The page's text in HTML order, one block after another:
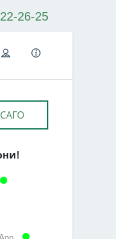
26-25